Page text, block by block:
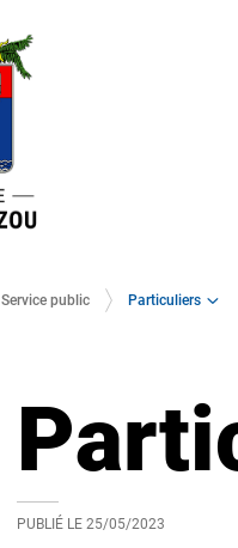
Service public Particuliers
PUBLIÉ LE 25/05/2023